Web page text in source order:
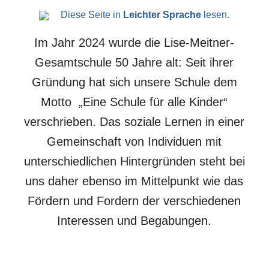
Diese Seite in Leichter Sprache lesen.
Im Jahr 2024 wurde die Lise-Meitner-
Gesamtschule 50 Jahre alt: Seit ihrer
Gründung hat sich unsere Schule dem
Motto „Eine Schule für alle Kinder“
verschrieben. Das soziale Lernen in einer
Gemeinschaft von Individuen mit
unterschiedlichen Hintergründen steht bei
uns daher ebenso im Mittelpunkt wie das
Fördern und Fordern der verschiedenen
Interessen und Begabungen.